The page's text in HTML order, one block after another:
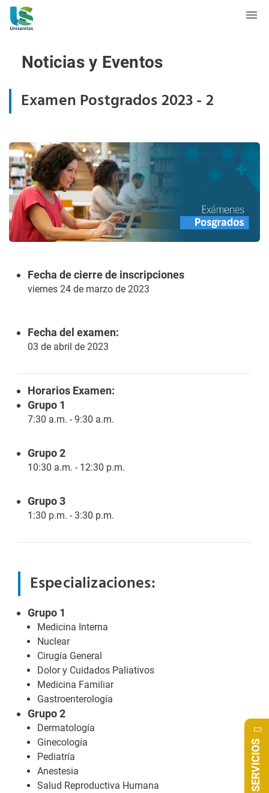
Noticias y Eventos
Examen Postgrados 2023 - 2
Fecha de cierre de inscripciones
viernes 24 de marzo de 2023
Fecha del examen:
03 de abril de 2023
Horarios Examen:
Grupo 1
7:30 a.m. - 9:30 a.m.
Grupo 2
10:30 a.m. - 12:30 p.m.
Grupo 3
1:30 p.m. - 3:30 p.m.
Especializaciones:
Grupo 1
Medicina Interna
Nuclear
Cirugía General
Dolor y Cuidados Paliativos
Medicina Familiar
Gastroenterología
Grupo 2
Dermatología
Ginecología
Pediatría
Anestesia
Salud Reproductiva Humana
SERVICIOS